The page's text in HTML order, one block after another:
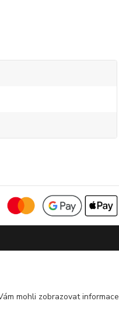
mohli zobrazovat informace